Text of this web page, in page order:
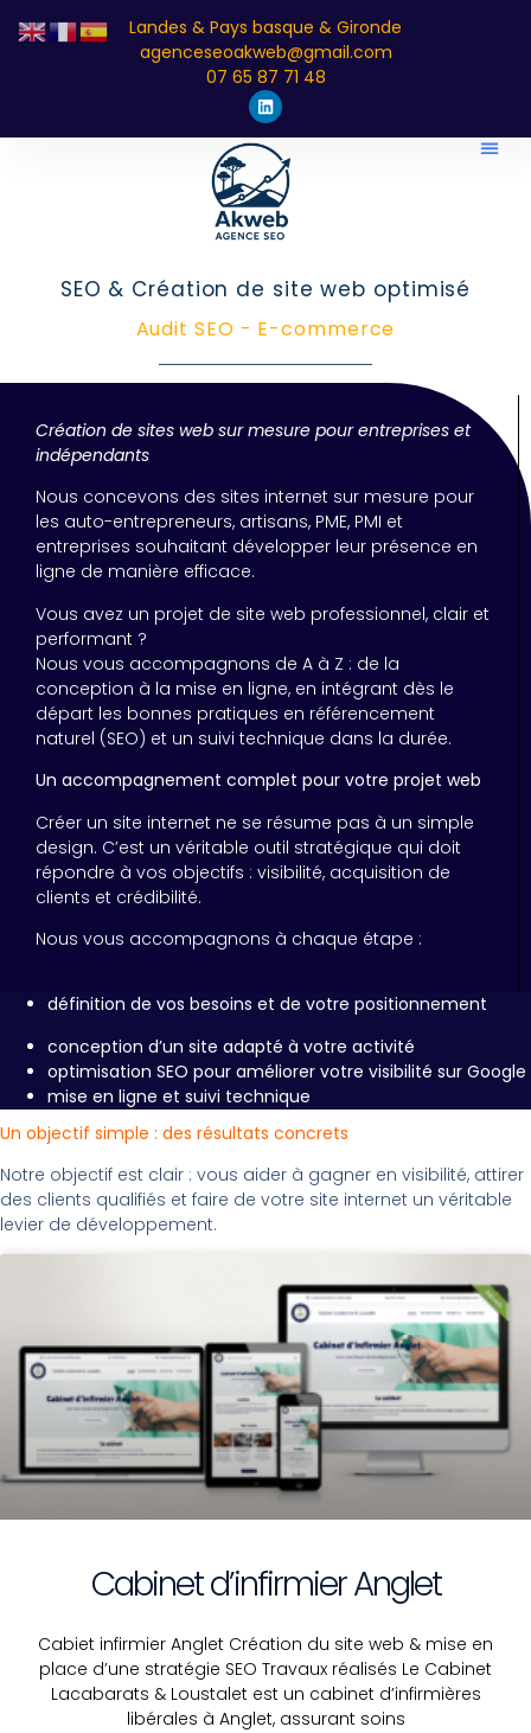
Landes & Pays basque & Gironde
agenceseoakweb@gmail.com
07 65 87 71 48
SEO & Création de site web optimisé
Audit SEO - E-commerce
Création de sites web sur mesure pour entreprises et
indépendants
Nous concevons des sites internet sur mesure pour
les auto-entrepreneurs, artisans, PME, PMI et
entreprises souhaitant développer leur présence en
ligne de manière efficace.
Vous avez un projet de site web professionnel, clair et
performant ?
Nous vous accompagnons de A à Z : de la
conception à la mise en ligne, en intégrant dès le
départ les bonnes pratiques en référencement
naturel (SEO) et un suivi technique dans la durée.
Un accompagnement complet pour votre projet web
Créer un site internet ne se résume pas à un simple
design. C’est un véritable outil stratégique qui doit
répondre à vos objectifs : visibilité, acquisition de
clients et crédibilité.
Nous vous accompagnons à chaque étape :
définition de vos besoins et de votre positionnement
conception d’un site adapté à votre activité
optimisation SEO pour améliorer votre visibilité sur Google
mise en ligne et suivi technique
Un objectif simple : des résultats concrets
Notre objectif est clair : vous aider à gagner en visibilité, attirer
des clients qualifiés et faire de votre site internet un véritable
levier de développement.
Cabinet d’infirmier Anglet
Cabiet infirmier Anglet Création du site web & mise en
place d’une stratégie SEO Travaux réalisés Le Cabinet
Lacabarats & Loustalet est un cabinet d’infirmières
libérales à Anglet, assurant soins